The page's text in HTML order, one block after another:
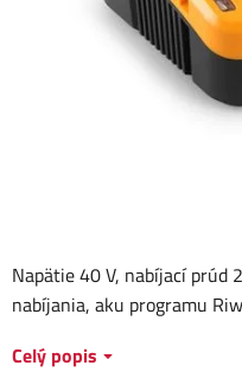
Napätie 40 V, nabíjací prúd
nabíjania, aku programu
Celý popis